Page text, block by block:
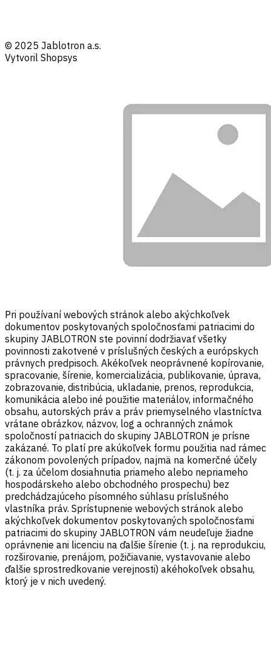
© 2025 Jablotron a.s.
Vytvoril Shopsys
Pri používaní webových stránok alebo akýchkoľvek
dokumentov poskytovaných spoločnosťami patriacimi do
skupiny JABLOTRON ste povinní dodržiavať všetky
povinnosti zakotvené v príslušných českých a európskych
právnych predpisoch. Akékoľvek neoprávnené kopírovanie,
spracovanie, šírenie, komercializácia, publikovanie, úprava,
zobrazovanie, distribúcia, ukladanie, prenos, reprodukcia,
komunikácia alebo iné použitie materiálov, informačného
obsahu, autorských práv a práv priemyselného vlastníctva
vrátane obrázkov, názvov, log a ochranných známok
spoločností patriacich do skupiny JABLOTRON je prísne
zakázané. To platí pre akúkoľvek formu použitia nad rámec
zákonom povolených prípadov, najmä na komerčné účely
(t. j. za účelom dosiahnutia priameho alebo nepriameho
hospodárskeho alebo obchodného prospechu) bez
predchádzajúceho písomného súhlasu príslušného
vlastníka práv. Sprístupnenie webových stránok alebo
akýchkoľvek dokumentov poskytovaných spoločnosťami
patriacimi do skupiny JABLOTRON vám neudeľuje žiadne
oprávnenie ani licenciu na ďalšie šírenie (t. j. na reprodukciu,
rozširovanie, prenájom, požičiavanie, vystavovanie alebo
ďalšie sprostredkovanie verejnosti) akéhokoľvek obsahu,
ktorý je v nich uvedený.